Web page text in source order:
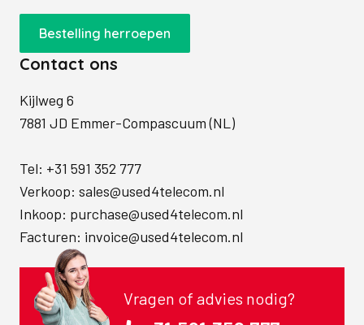
Bestelling herroepen
Contact ons
Kijlweg 6
7881 JD Emmer-Compascuum (NL)
Tel: +31 591 352 777
Verkoop: sales@used4telecom.nl
Inkoop: purchase@used4telecom.nl
Facturen: invoice@used4telecom.nl
Vragen of advies nodig?